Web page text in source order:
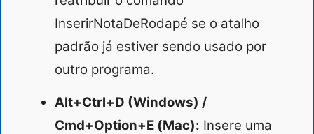
InserirNotaDeRodapé se o atalho
padrão já estiver sendo usado por
outro programa.
Alt+Ctrl+D (Windows) /
Cmd+Option+E (Mac): Insere uma